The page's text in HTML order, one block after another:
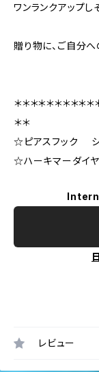
ワンランクアップし
贈り物に、ご自分へ
＊＊＊＊＊＊＊＊＊＊
＊＊
☆ピアスフック
☆ハーキマーダイ
レビュー